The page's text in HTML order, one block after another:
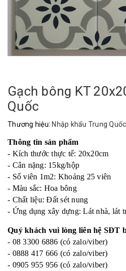
Gạch bông KT
Quốc
Thương hiệu:Nhập khẩu Trung Quốc
Thông tin sản phẩm
- Kích thước thực tế: 20x20cm
- Cân nặng: 15kg/hộp
- Số viên 1m2: Khoảng 25 viên
- Màu sắc: Hoa bông
- Chất liệu: Đất sét nung
- Ứng dụng xây dựng: Lát nhà, lát
Quý khách vui lòng liên hệ SĐT
- 08 3300 6886 (có zalo/viber)
- 0888 417 666 (có zalo/viber)
- 0905 955 956 (có zalo/viber)